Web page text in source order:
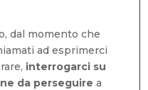
dal momento che
ad esprimerci
interrogarci su
da perseguire a